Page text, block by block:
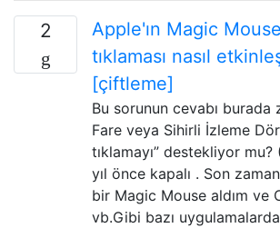
2
Apple'ın Magic
tıklaması nasıl
[çiftleme]
Bu sorunun cevabı burada
Fare veya Sihirli İzleme
tıklamayı” destekliyor
yıl önce kapalı . Son
bir Magic Mouse aldım ve
vb.Gibi bazı